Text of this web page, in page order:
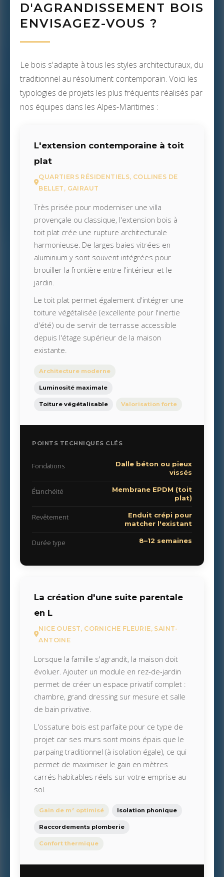
D'AGRANDISSEMENT BOIS
ENVISAGEZ-VOUS ?
Le bois s'adapte à tous les styles architecturaux, du
traditionnel au résolument contemporain. Voici les
typologies de projets les plus fréquents réalisés par
nos équipes dans les Alpes-Maritimes :
L'extension contemporaine à toit
plat
QUARTIERS RÉSIDENTIELS, COLLINES DE
BELLET, GAIRAUT
Très prisée pour moderniser une villa
provençale ou classique, l'extension bois à
toit plat crée une rupture architecturale
harmonieuse. De larges baies vitrées en
aluminium y sont souvent intégrées pour
brouiller la frontière entre l'intérieur et le
jardin.
Le toit plat permet également d'intégrer une
toiture végétalisée (excellente pour l'inertie
d'été) ou de servir de terrasse accessible
depuis l'étage supérieur de la maison
existante.
Architecture moderne
Luminosité maximale
Toiture végétalisable Valorisation forte
POINTS TECHNIQUES CLÉS
Fondations
Dalle béton ou pieux
vissés
Étanchéité
Membrane EPDM (toit
plat)
Revêtement
Enduit crépi pour
matcher l'existant
Durée type 8–12 semaines
La création d'une suite parentale
en L
NICE OUEST, CORNICHE FLEURIE, SAINT-
ANTOINE
Lorsque la famille s'agrandit, la maison doit
évoluer. Ajouter un module en rez-de-jardin
permet de créer un espace privatif complet :
chambre, grand dressing sur mesure et salle
de bain privative.
L'ossature bois est parfaite pour ce type de
projet car ses murs sont moins épais que le
parpaing traditionnel (à isolation égale), ce qui
permet de maximiser le gain en mètres
carrés habitables réels sur votre emprise au
sol.
Gain de m² optimisé Isolation phonique
Raccordements plomberie
Confort thermique